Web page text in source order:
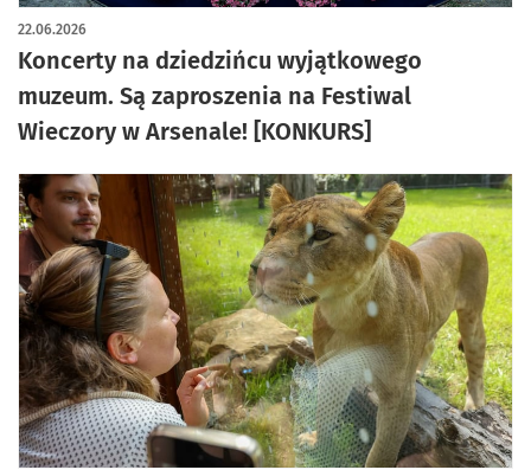
Koncerty na dziedzińcu wyjątkowego
muzeum. Są zaproszenia na Festiwal
Wieczory w Arsenale! [KONKURS]
22.06.2026